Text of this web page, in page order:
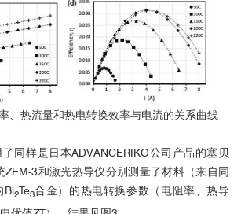
、热流量和热电转换效率与电流的关系曲线
同样是日本ADVANCERIKO公司产品的塞贝
ZEM-3和激光热导仪分别测量了材料（来自同
Bi2Te3合金）的热电转换参数（电阻率、热导